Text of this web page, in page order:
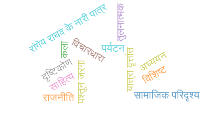
पश्तून जरगा
राजनीति
साहित्य
पर्यटन
कला यात्रा वृत्तांत
रांगेय राघव के नारी पात्र
सामाजिक परिदृश्य
अध्ययन
दृष्टिकोण विशिष्ट
विचारधारा
तुलनात्मक